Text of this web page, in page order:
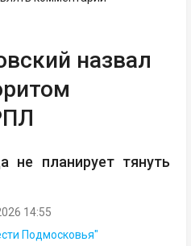
назвал
не планирует тянуть
14:55
Подмосковья"